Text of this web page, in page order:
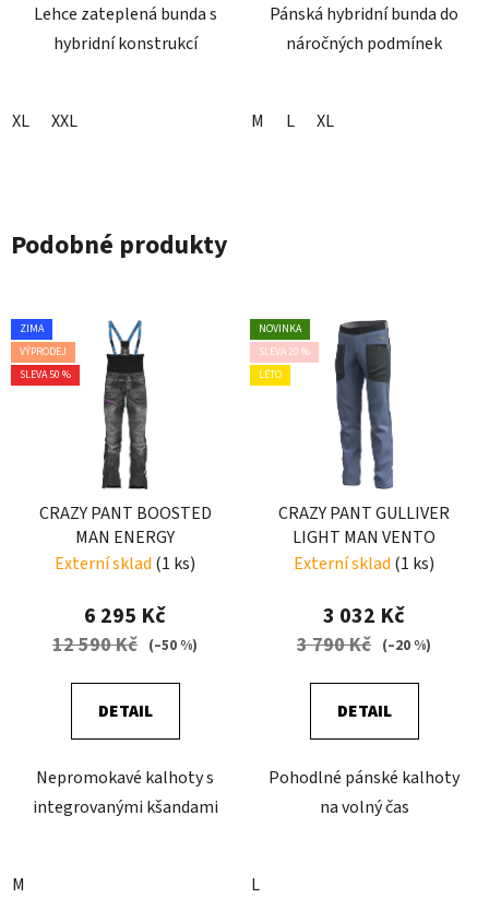
Lehce zateplená bunda s
hybridní konstrukcí
XL XXL
Pánská hybridní bunda do
náročných podmínek
M L XL
Podobné produkty
ZIMA
VÝPRODEJ
SLEVA 50 %
CRAZY PANT BOOSTED
MAN ENERGY
Externí sklad (1 ks)
6 295 Kč
12 590 Kč (–50 %)
DETAIL
Nepromokavé kalhoty s
integrovanými kšandami
M
NOVINKA
SLEVA 20 %
LÉTO
CRAZY PANT GULLIVER
LIGHT MAN VENTO
Externí sklad (1 ks)
3 032 Kč
3 790 Kč (–20 %)
DETAIL
Pohodlné pánské kalhoty
na volný čas
L